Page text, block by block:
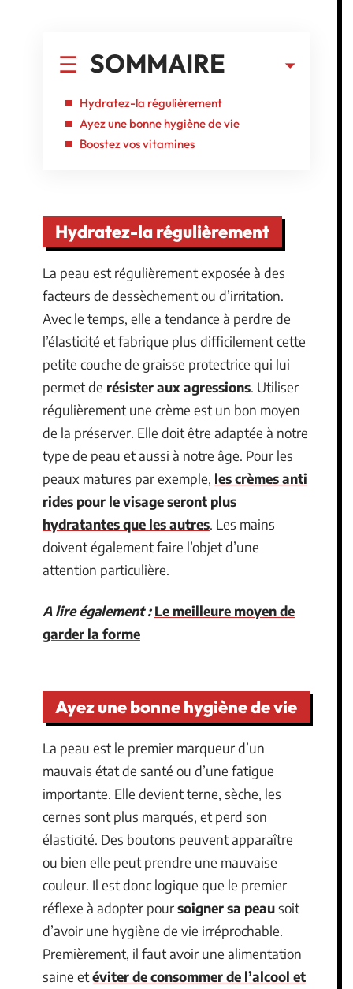
SOMMAIRE
Hydratez-la régulièrement
Ayez une bonne hygiène de vie
Boostez vos vitamines
Hydratez-la régulièrement
La peau est régulièrement exposée à des
facteurs de dessèchement ou d’irritation.
Avec le temps, elle a tendance à perdre de
l’élasticité et fabrique plus difficilement cette
petite couche de graisse protectrice qui lui
permet de résister aux agressions. Utiliser
régulièrement une crème est un bon moyen
de la préserver. Elle doit être adaptée à notre
type de peau et aussi à notre âge. Pour les
peaux matures par exemple, les crèmes anti
rides pour le visage seront plus
hydratantes que les autres. Les mains
doivent également faire l’objet d’une
attention particulière.
A lire également : Le meilleure moyen de
garder la forme
Ayez une bonne hygiène de vie
La peau est le premier marqueur d’un
mauvais état de santé ou d’une fatigue
importante. Elle devient terne, sèche, les
cernes sont plus marqués, et perd son
élasticité. Des boutons peuvent apparaître
ou bien elle peut prendre une mauvaise
couleur. Il est donc logique que le premier
réflexe à adopter poursoigner sa peausoit
d’avoir une hygiène de vie irréprochable.
Premièrement, il faut avoir une alimentation
saine etéviter de consommer de l’alcool et